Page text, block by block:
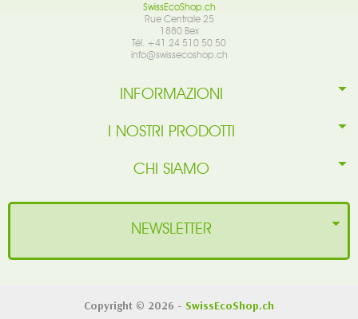
SwissEcoShop.ch
Rue Centrale 25
1880 Bex
Tél. +41 24 510 50 50
info@swissecoshop.ch
INFORMAZIONI
I NOSTRI PRODOTTI
CHI SIAMO
NEWSLETTER
Copyright © 2026 - SwissEcoShop.ch